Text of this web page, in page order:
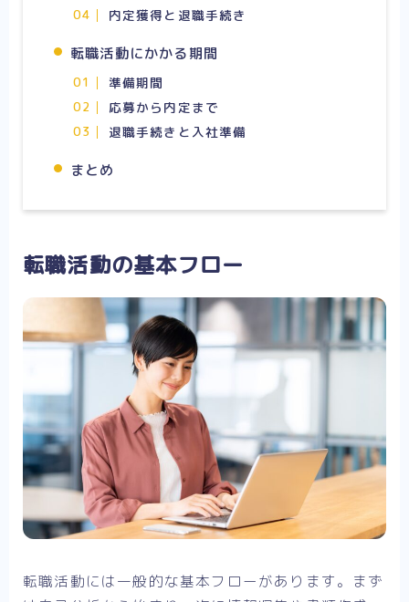
内定獲得と退職手続き
転職活動にかかる期間
準備期間
応募から内定まで
退職手続きと入社準備
まとめ
転職活動の基本フロー
転職活動には一般的な基本フローがあります。まず